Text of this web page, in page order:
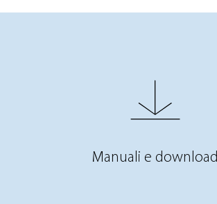
Manuali e download